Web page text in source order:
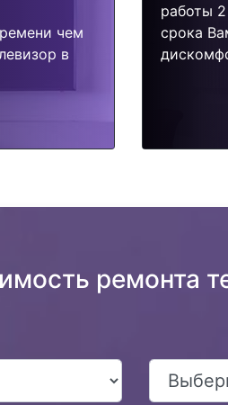
чем
в
работы
срока
ремонта